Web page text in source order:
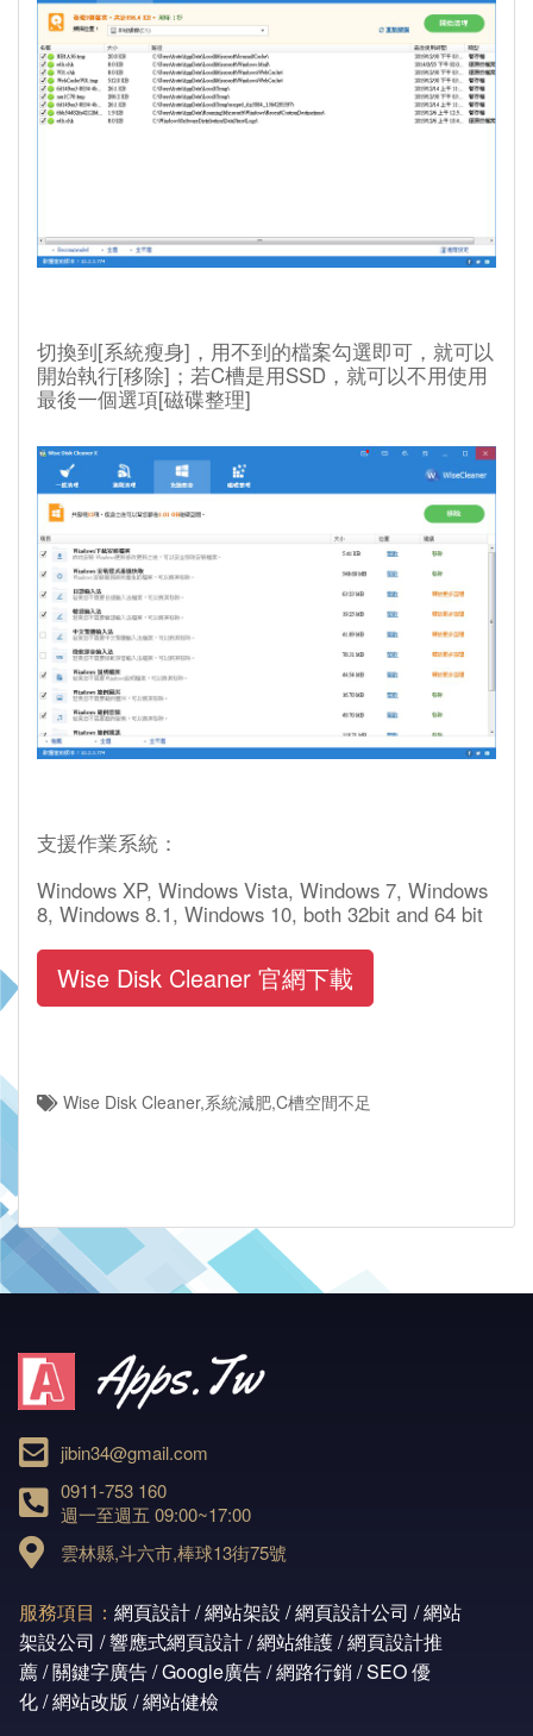
切換到[系統瘦身]，用不到的檔案勾選即可，就可以
開始執行[移除]；若C槽是用SSD，就可以不用使用
最後一個選項[磁碟整理]
支援作業系統：
Windows XP, Windows Vista, Windows 7, Windows
8, Windows 8.1, Windows 10, both 32bit and 64 bit
Wise Disk Cleaner 官網下載
Wise Disk Cleaner,系統減肥,C槽空間不足
jibin34@gmail.com
0911-753 160
週一至週五 09:00~17:00
雲林縣,斗六市,棒球13街75號
服務項目： 網頁設計 / 網站架設 / 網頁設計公司 / 網站
架設公司 / 響應式網頁設計 / 網站維護 / 網頁設計推
薦 / 關鍵字廣告 / Google廣告 / 網路行銷 / SEO 優
化 / 網站改版 / 網站健檢